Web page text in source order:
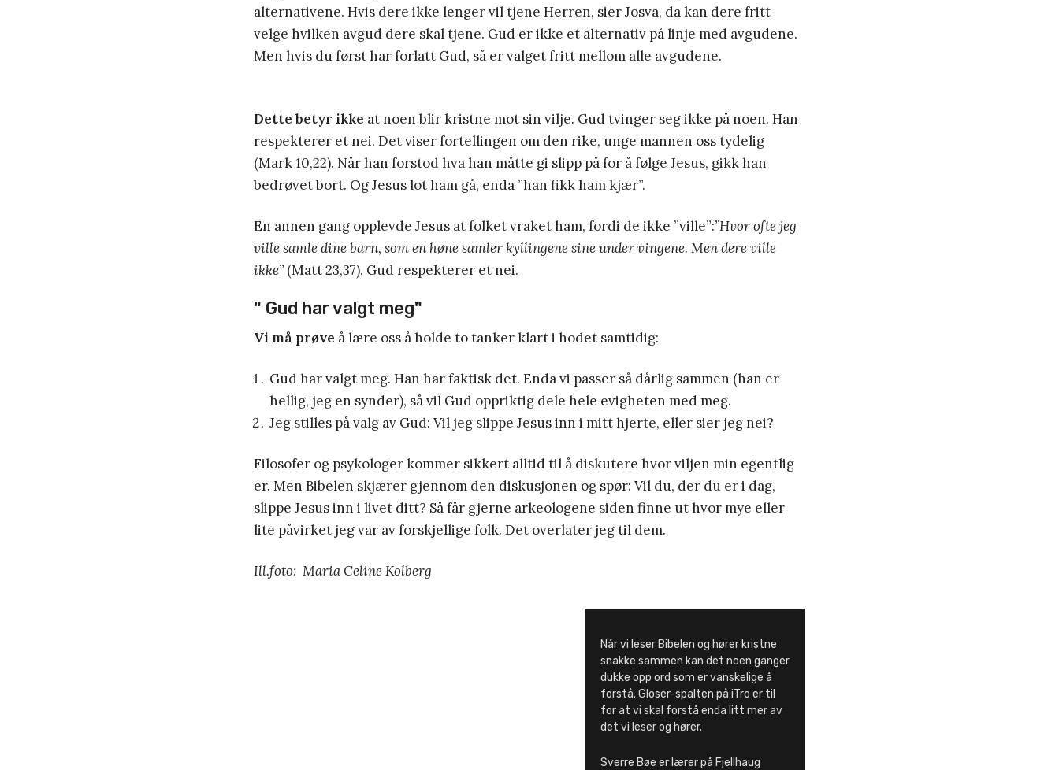
alternativene. Hvis dere ikke lenger vil tjene Herren, sier Josva, da kan dere fritt
velge hvilken avgud dere skal tjene. Gud er ikke et alternativ på linje med avgudene.
Men hvis du først har forlatt Gud, så er valget fritt mellom alle avgudene.
Dette betyr ikke at noen blir kristne mot sin vilje. Gud tvinger seg ikke på noen. Han
respekterer et nei. Det viser fortellingen om den rike, unge mannen oss tydelig
(Mark 10,22). Når han forstod hva han måtte gi slipp på for å følge Jesus, gikk han
bedrøvet bort. Og Jesus lot ham gå, enda ”han fikk ham kjær”.
En annen gang opplevde Jesus at folket vraket ham, fordi de ikke ”ville”:”Hvor ofte jeg
ville samle dine barn, som en høne samler kyllingene sine under vingene. Men dere ville
ikke” (Matt 23,37). Gud respekterer et nei.
" Gud har valgt meg"
Vi må prøve å lære oss å holde to tanker klart i hodet samtidig:
Gud har valgt meg. Han har faktisk det. Enda vi passer så dårlig sammen (han er
hellig, jeg en synder), så vil Gud oppriktig dele hele evigheten med meg.
Jeg stilles på valg av Gud: Vil jeg slippe Jesus inn i mitt hjerte, eller sier jeg nei?
Filosofer og psykologer kommer sikkert alltid til å diskutere hvor viljen min egentlig
er. Men Bibelen skjærer gjennom den diskusjonen og spør: Vil du, der du er i dag,
slippe Jesus inn i livet ditt? Så får gjerne arkeologene siden finne ut hvor mye eller
lite påvirket jeg var av forskjellige folk. Det overlater jeg til dem.
Ill.foto: Maria Celine Kolberg
Når vi leser Bibelen og hører kristne
snakke sammen kan det noen ganger
dukke opp ord som er vanskelige å
forstå. Gloser-spalten på iTro er til
for at vi skal forstå enda litt mer av
det vi leser og hører.
Sverre Bøe er lærer på Fjellhaug